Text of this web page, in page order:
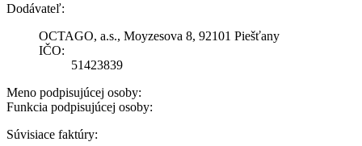
Dodávateľ:
OCTAGO, a.s., Moyzesova 8, 92101 Piešťany
IČO:
51423839
Meno podpisujúcej osoby:
Funkcia podpisujúcej osoby:
Súvisiace faktúry: